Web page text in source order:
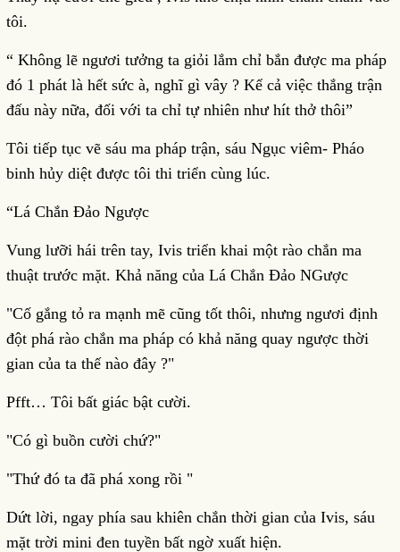
tôi.
“ Không lẽ ngươi tưởng ta giỏi lắm chỉ bắn được ma pháp
đó 1 phát là hết sức à, nghĩ gì vây ? Kể cả việc thắng trận
đấu này nữa, đối với ta chỉ tự nhiên như hít thở thôi”
Tôi tiếp tục vẽ sáu ma pháp trận, sáu Ngục viêm- Pháo
binh hủy diệt được tôi thi triển cùng lúc.
“Lá Chắn Đảo Ngược
Vung lưỡi hái trên tay, Ivis triển khai một rào chắn ma
thuật trước mặt. Khả năng của Lá Chắn Đảo NGược
"Cố gắng tỏ ra mạnh mẽ cũng tốt thôi, nhưng ngươi định
đột phá rào chắn ma pháp có khả năng quay ngược thời
gian của ta thế nào đây ?"
Pfft… Tôi bất giác bật cười.
"Có gì buồn cười chứ?"
"Thứ đó ta đã phá xong rồi "
Dứt lời, ngay phía sau khiên chắn thời gian của Ivis, sáu
mặt trời mini đen tuyền bất ngờ xuất hiện.